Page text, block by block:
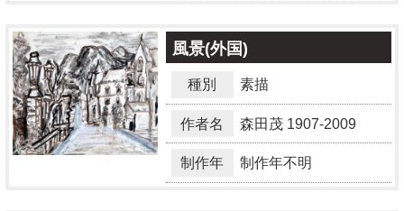
風景(外国)
種別 素描
作者名 森田茂 1907-2009
制作年 制作年不明